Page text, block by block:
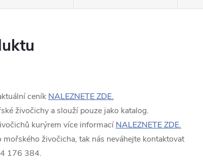
ceník NALEZNETE ZDE.
živočichy a slouží pouze jako katalog.
kurýrem více informací NALEZNETE ZDE.
živočicha, tak nás neváhejte kontaktovat
176 384.